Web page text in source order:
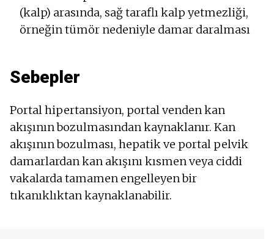
(kalp) arasında, sağ taraflı kalp yetmezliği,
örneğin tümör nedeniyle damar daralması
Sebepler
Portal hipertansiyon, portal venden kan
akışının bozulmasından kaynaklanır. Kan
akışının bozulması, hepatik ve portal pelvik
damarlardan kan akışını kısmen veya ciddi
vakalarda tamamen engelleyen bir
tıkanıklıktan kaynaklanabilir.